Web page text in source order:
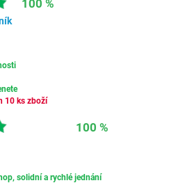
100 %
10 ks zboží
100 %
solidní a rychlé jednání